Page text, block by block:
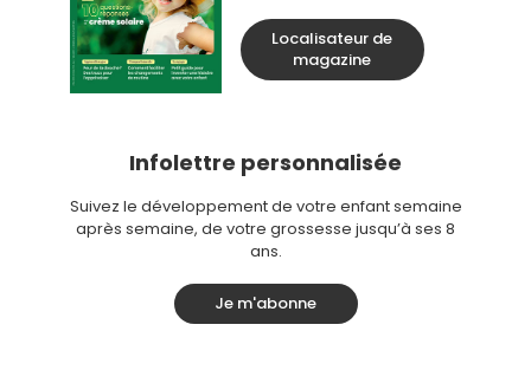
Localisateur de
magazine
Infolettre personnalisée
Suivez le développement de votre enfant semaine
après semaine, de votre grossesse jusqu’à ses 8
ans.
Je m'abonne